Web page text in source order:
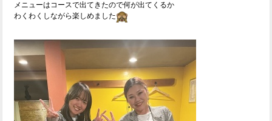
メニューはコースで出てきたので何が出てくるか
わくわくしながら楽しめました